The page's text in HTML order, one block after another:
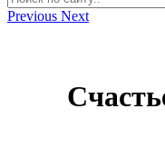
Previous Next